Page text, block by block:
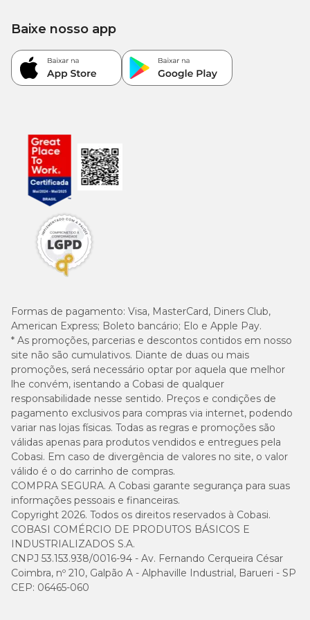
Precauções e contraindicações
Em caso de reações adversas (vômito, diarreia, irritação),
interrompa o uso e procure o veterinário.
Armazenamento e validade
Conservar em local fresco, seco e ao abrigo da luz.
Mantenha a embalagem bem fechada após o uso.
Verifique a data de validade impressa na embalagem antes da
administração.
Onde comprar Hemolitan Pet em promoção?
Na Cobasi, oHemolitan Pet Gotas 30 mlestá com os melhores
preços e vantagens exclusivas. Com o Amigo Cobasie a
Compra programada, você garante descontos especiais e ainda
recebe o suplemento com praticidade e economia.
Perguntas frequentes (FAQ)
Hemolitan Pet Gotas é indicado para gatos?
Sim. O suplemento foi desenvolvido para cães e gatos, atendendo
às necessidades nutricionais de ambas as espécies.
Posso substituir o suplemento por comprimidos?
Hemolitan Pet está disponível em gotas e em comprimidos. As
Formas de pagamento: Visa, MasterCard, Diners Club,
American Express; Boleto bancário; Elo e Apple Pay.
* As promoções, parcerias e descontos contidos em nosso
site não são cumulativos. Diante de duas ou mais
promoções, será necessário optar por aquela que melhor
lhe convém, isentando a Cobasi de qualquer
responsabilidade nesse sentido. Preços e condições de
pagamento exclusivos para compras via internet, podendo
variar nas lojas físicas. Todas as regras e promoções são
válidas apenas para produtos vendidos e entregues pela
Cobasi. Em caso de divergência de valores no site, o valor
válido é o do carrinho de compras.
COMPRA SEGURA. A Cobasi garante segurança para suas
informações pessoais e financeiras.
Copyright 2026. Todos os direitos reservados à Cobasi.
COBASI COMÉRCIO DE PRODUTOS BÁSICOS E
INDUSTRIALIZADOS S.A.
CNPJ 53.153.938/0016-94 - Av. Fernando Cerqueira César
Coimbra, nº 210, Galpão A - Alphaville Industrial, Barueri - SP
CEP: 06465-060
Baixe nosso app